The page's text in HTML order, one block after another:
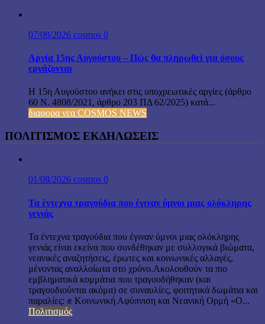
07/08/2026 cosmos 0
Αργία 15ης Αυγούστου – Πώς θα πληρωθεί για όσους
εργάζονται
Η 15η Αυγούστου ανήκει στις υποχρεωτικές αργίες (άρθρο
60 Ν. 4808/2021, άρθρο 203 ΠΔ 62/2025) κατά...
διαφορα νεα COSMOS NEWS
ΠΟΛΙΤΙΣΜΟΣ ΕΚΔΗΛΩΣΕΙΣ
01/08/2026 cosmos 0
Τα έντεχνα τραγούδια που έγιναν ύμνοι μιας ολόκληρης
γενιάς
Τα έντεχνα τραγούδια που έγιναν ύμνοι μιας ολόκληρης
γενιάς είναι εκείνα που συνδέθηκαν με συλλογικά βιώματα,
νεανικές αναζητήσεις, έρωτες και κοινωνικές αλλαγές,
μένοντας αναλλοίωτα στο χρόνο.Ακολουθούν τα πιο
εμβληματικά κομμάτια που τραγουδήθηκαν (και
τραγουδιούνται ακόμα) σε συναυλίες, φοιτητικά δωμάτια και
παραλίες: ✊ Κοινωνική Αφύπνιση και Νεανική Ορμή «Ο...
Πολιτισμός